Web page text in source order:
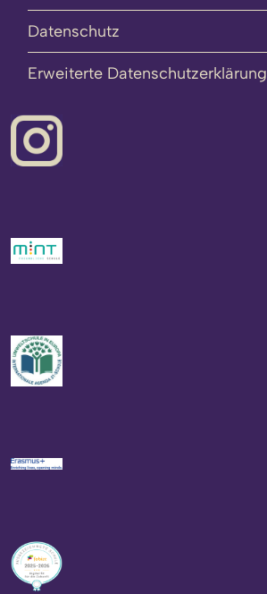
Datenschutz
Erweiterte Datenschutzerklärung